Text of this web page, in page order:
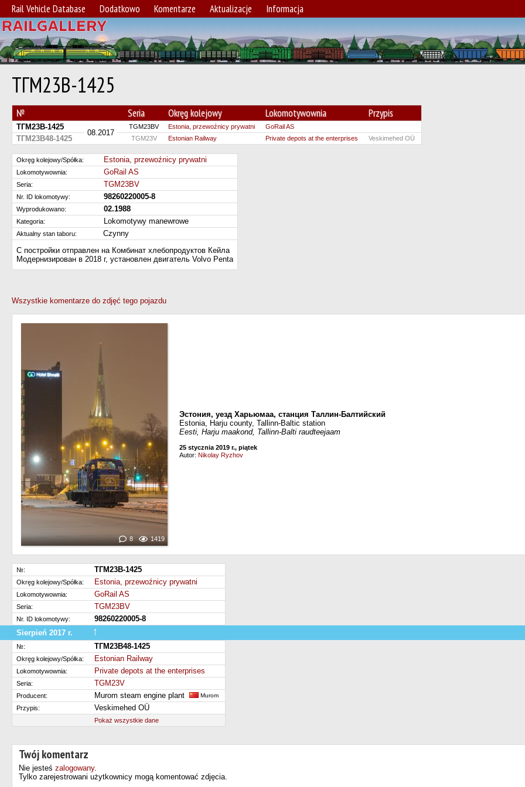
Rail Vehicle Database Dodatkowo Komentarze Aktualizacje Informacja
ТГМ23В-1425
№ Seria Okręg kolejowy Lokomotywownia Przypis
ТГМ23В-1425
08.2017
TGM23BV Estonia, przewoźnicy prywatni GoRail AS
ТГМ23В48-1425 TGM23V Estonian Railway Private depots at the enterprises Veskimehed OÜ
Okręg kolejowy/Spółka: Estonia, przewoźnicy prywatni
Lokomotywownia: GoRail AS
Seria: TGM23BV
Nr. ID lokomotywy: 98260220005-8
Wyprodukowano: 02.1988
Kategoria: Lokomotywy manewrowe
Aktualny stan taboru:
Czynny
С постройки отправлен на Комбинат хлебопродуктов Кейла
Модернизирован в 2018 г, установлен двигатель Volvo Penta
Wszystkie komentarze do zdjęć tego pojazdu
8 1419
Эстония, уезд Харьюмаа, станция Таллин-Балтийский
Estonia, Harju county, Tallinn-Baltic station
Eesti, Harju maakond, Tallinn-Balti raudteejaam
25 stycznia 2019 r., piątek
Autor: Nikolay Ryzhov
№: ТГМ23В-1425
Okręg kolejowy/Spółka: Estonia, przewoźnicy prywatni
Lokomotywownia: GoRail AS
Seria: TGM23BV
Nr. ID lokomotywy:
98260220005-8
Sierpień 2017 r. ↑
№: ТГМ23В48-1425
Okręg kolejowy/Spółka: Estonian Railway
Lokomotywownia: Private depots at the enterprises
Seria: TGM23V
Producent: Murom steam engine plant Murom
Przypis: Veskimehed OÜ
Pokaż wszystkie dane
Twój komentarz
Nie jesteś zalogowany.
Tylko zarejestrowani użytkownicy mogą komentować zdjęcia.